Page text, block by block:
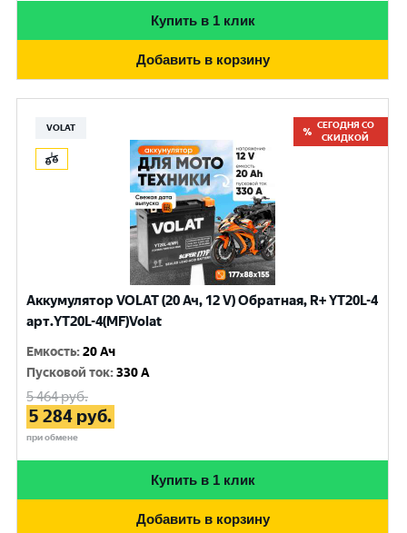
Купить в 1 клик
Добавить в корзину
VOLAT
СЕГОДНЯ СО
СКИДКОЙ
Аккумулятор VOLAT (20 Ач, 12 V) Обратная, R+ YT20L-4
арт.YT20L-4(MF)Volat
Емкость:20 Ач
Пусковой ток:330 A
5 464руб.
5 284 руб.
при обмене
Купить в 1 клик
Добавить в корзину